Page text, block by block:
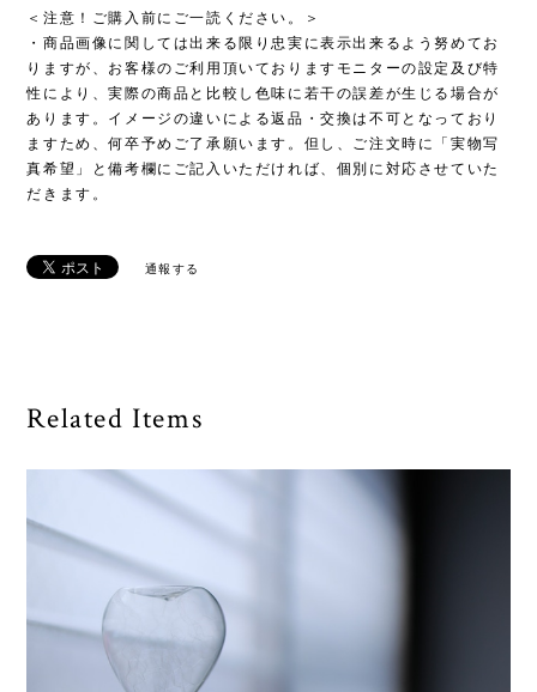
＜注意！ご購入前にご一読ください。＞
・商品画像に関しては出来る限り忠実に表示出来るよう努めてお
りますが、お客様のご利用頂いておりますモニターの設定及び特
性により、実際の商品と比較し色味に若干の誤差が生じる場合が
あります。イメージの違いによる返品・交換は不可となっており
ますため、何卒予めご了承願います。但し、ご注文時に「実物写
真希望」と備考欄にご記入いただければ、個別に対応させていた
だきます。
通報する
Related Items